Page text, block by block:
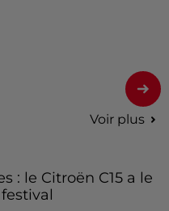
Voir plus
: le Citroën C15 a le